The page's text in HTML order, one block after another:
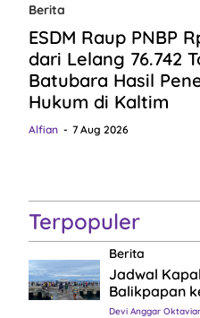
Berita
ESDM Raup PNBP
dari Lelang 76.742
Batubara Hasil
Hukum di Kaltim
Alfian 7 Aug 2026
Terpopuler
Berita
Jadwal
Balikpapan
Devi Anggar